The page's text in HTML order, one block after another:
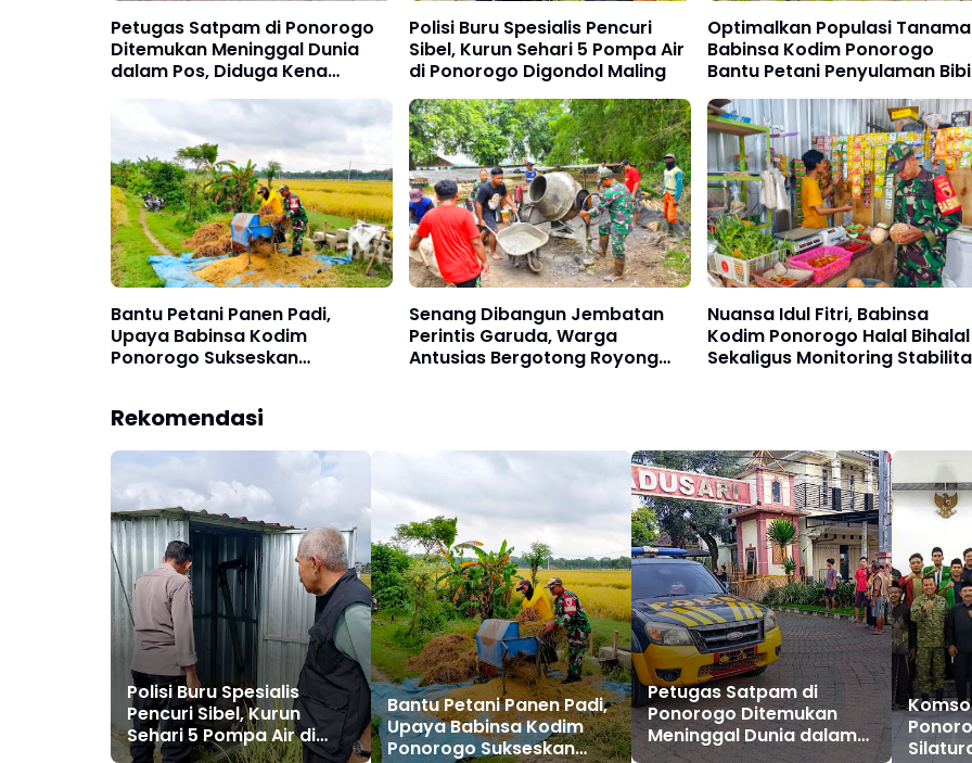
Petugas Satpam di Ponorogo
Ditemukan Meninggal Dunia
dalam Pos, Diduga Kena
Serangan Jantung
Polisi Buru Spesialis Pencuri
Sibel, Kurun Sehari 5 Pompa Air
di Ponorogo Digondol Maling
Optimalkan Populasi
Babinsa Kodim Ponorogo
Bantu Petani Penyulaman
Padi
Bantu Petani Panen Padi,
Upaya Babinsa Kodim
Ponorogo Sukseskan
Senang Dibangun Jembatan
Perintis Garuda, Warga
Antusias Bergotong Royong
Nuansa Idul Fitri, Babinsa
Kodim Ponorogo Halal Bihalal
Sekaligus Monitoring
Rekomendasi
Polisi Buru Spesialis
Pencuri Sibel, Kurun
Sehari 5 Pompa Air di
Ponorogo Digondol
Bantu Petani Panen Padi,
Upaya Babinsa Kodim
Ponorogo Sukseskan
Petugas Satpam di
Ponorogo Ditemukan
Meninggal Dunia dalam
Pos, Diduga Kena